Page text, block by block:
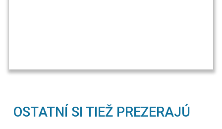
OSTATNÍ SI TIEŽ PREZERAJÚ